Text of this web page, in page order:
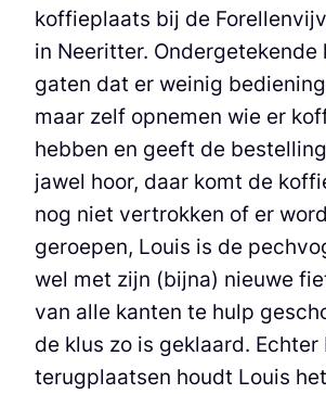
koffieplaats bij de
in Neeritter. Ondergetekende
gaten dat er weinig
maar zelf opnemen wie er
hebben en geeft de
jawel hoor, daar komt de
nog niet vertrokken of er
geroepen, Louis is de
wel met zijn (bijna) nieuwe
van alle kanten te hulp
de klus zo is geklaard. Echter
terugplaatsen houdt Louis